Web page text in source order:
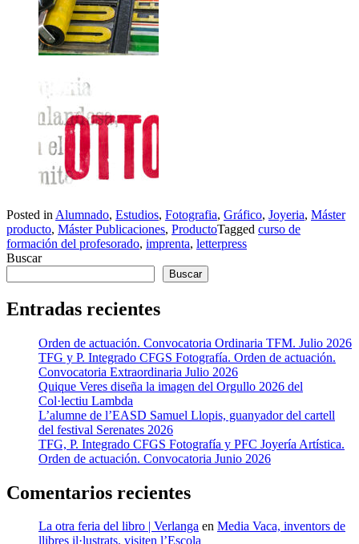
Posted in Alumnado, Estudios, Fotografia, Gráfico, Joyeria, Máster
producto, Máster Publicaciones, ProductoTagged curso de
formación del profesorado, imprenta, letterpress
Buscar
Buscar
Entradas recientes
Orden de actuación. Convocatoria Ordinaria TFM. Julio 2026
TFG y P. Integrado CFGS Fotografía. Orden de actuación.
Convocatoria Extraordinaria Julio 2026
Quique Veres diseña la imagen del Orgullo 2026 del
Col·lectiu Lambda
L’alumne de l’EASD Samuel Llopis, guanyador del cartell
del festival Serenates 2026
TFG, P. Integrado CFGS Fotografía y PFC Joyería Artística.
Orden de actuación. Convocatoria Junio 2026
Comentarios recientes
La otra feria del libro | Verlanga en Media Vaca, inventors de
llibres il·lustrats, visiten l’Escola